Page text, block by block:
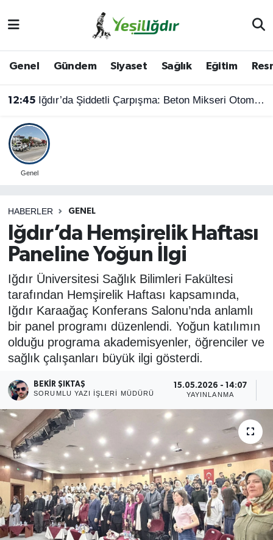
Genel Gündem Siyaset Sağlık Eğitim
12:45 Iğdır’da Şiddetli Çarpışma: Beton Mikseri Otomobili Hurdaya Çevirdi (4 Yaralı)
Genel
HABERLER GENEL
Iğdır’da Hemşirelik Haftası
Paneline Yoğun İlgi
Iğdır Üniversitesi Sağlık Bilimleri Fakültesi
tarafından Hemşirelik Haftası kapsamında,
Iğdır Karaağaç Konferans Salonu’nda anlamlı
bir panel programı düzenlendi. Yoğun katılımın
olduğu programa akademisyenler, öğrenciler ve
sağlık çalışanları büyük ilgi gösterdi.
BEKIR ŞIKTAŞ
SORUMLU YAZI İŞLERI MÜDÜRÜ
15.05.2026 - 14:07
YAYINLANMA
İğdir Namaz Vakitleri
Iğdır Trafik Yoğunluk Haritası
Süper Lig Puan Durumu ve Fikstür
Son Dakika Haberleri
Haber Arşivi